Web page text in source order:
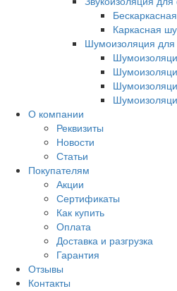
Каркасная
Шумоизоляция для
О компании
Реквизиты
Новости
Статьи
Покупателям
Акции
Сертификаты
Как купить
Оплата
Доставка и разгрузка
Гарантия
Отзывы
Контакты